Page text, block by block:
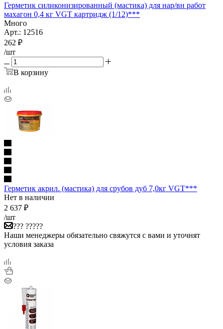
Герметик силиконизированный (мастика) для нар/вн работ
махагон 0,4 кг VGT картридж (1/12)***
Много
Арт.: 12516
262 ₽
/шт
В корзину
Герметик акрил. (мастика) для срубов дуб 7,0кг VGT***
Нет в наличии
2 637 ₽
/шт
??? ?????
Наши менеджеры обязательно свяжутся с вами и уточнят
условия заказа